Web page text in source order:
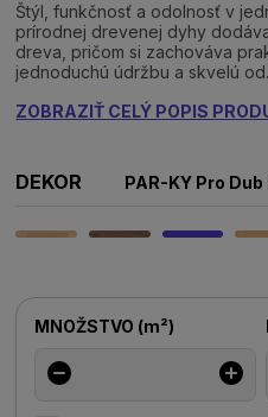
Štýl, funkčnosť a odolnosť v
prírodnej drevenej dyhy
dreva, pričom si zachováva
jednoduchú údržbu a skvelú
ZOBRAZIŤ CELÝ POPIS
DEKOR PAR-KY Pro
MNOŽSTVO (m²)